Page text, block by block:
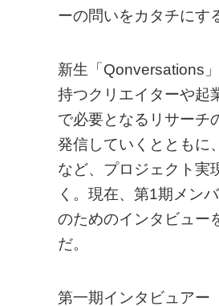
ーの問いをカタチにす
新⽣「Qonversations
持つクリエイターや起
で必要となるリサーチ
発信していくとともに
など、プロジェクト実
く。現在、第1期メン
のためのインタビュー
だ。
第⼀期インタビュアー